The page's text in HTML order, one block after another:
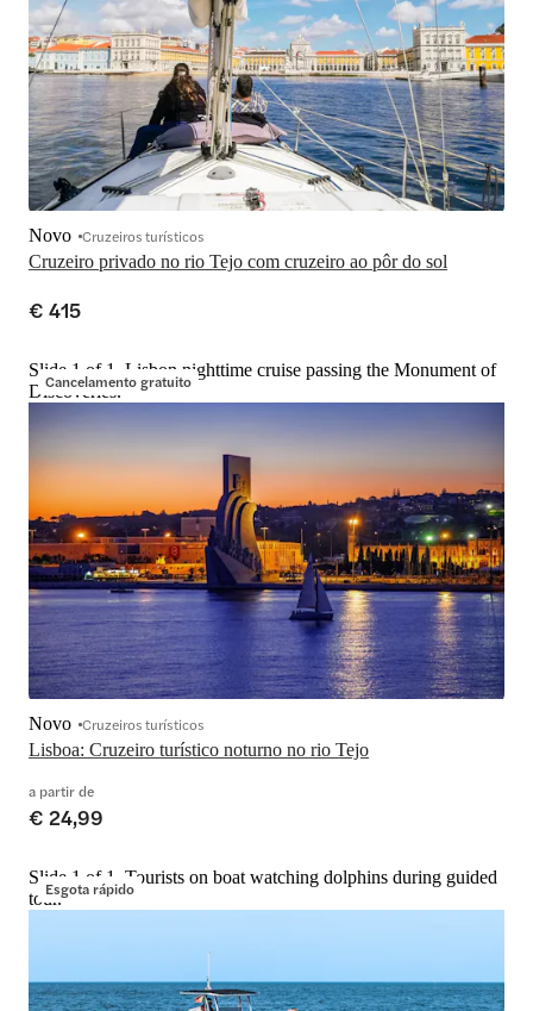
Cruzeiro privado no rio Tejo com cruzeiro ao pôr do sol
Novo Cruzeiros turísticos
€ 415
Cancelamento gratuito
Slide 1 of 1, Lisbon nighttime cruise passing the Monument of
Discoveries.
Lisboa: Cruzeiro turístico noturno no rio Tejo
Novo Cruzeiros turísticos
a partir de
€ 24,99
Esgota rápido
Slide 1 of 1, Tourists on boat watching dolphins during guided
tour.